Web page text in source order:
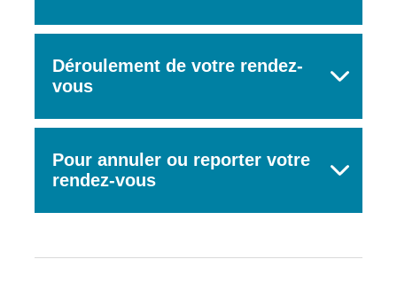
Rechercher
Déroulement de votre rendez-
vous
Pour annuler ou reporter votre
rendez-vous